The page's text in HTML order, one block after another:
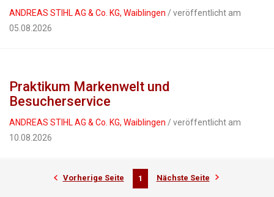
ANDREAS STIHL AG & Co. KG, Waiblingen / veröffentlicht am
05.08.2026
Praktikum Markenwelt und
Besucherservice
ANDREAS STIHL AG & Co. KG, Waiblingen / veröffentlicht am
10.08.2026
Vorherige Seite 1 Nächste Seite